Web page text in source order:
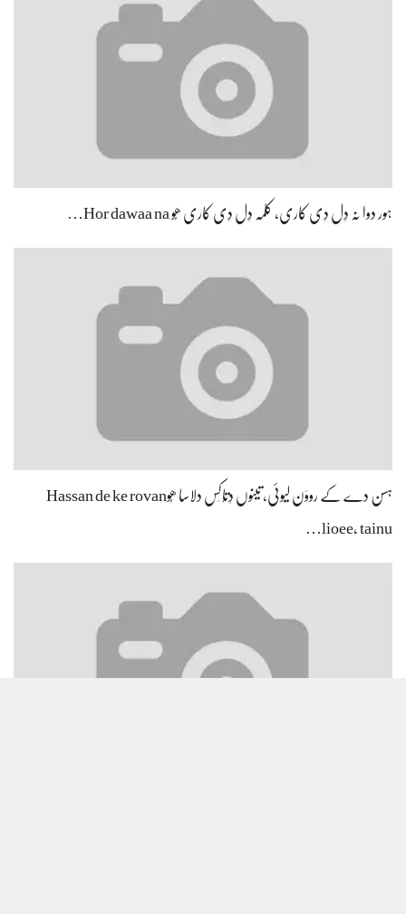
ہور دوا نہ دِل دِی کاری، کلمہ دِل دِی کاری ھُو Hor dawaa na…
ہسن دے کے رووَن لیوئی، تینوں دِتّاکِس دلاسا ھُوHassan de ke rovan
lioee, tainu…